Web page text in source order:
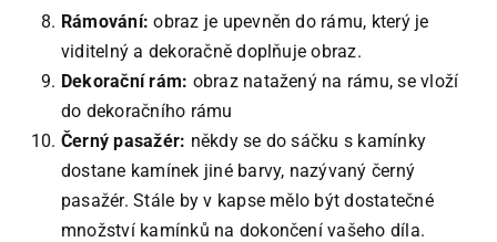
Rámování: obraz je upevněn do rámu, který je
viditelný a dekoračně doplňuje obraz.
Dekorační rám: obraz natažený na rámu, se vloží
do dekoračního rámu
Černý pasažér: někdy se do sáčku s kamínky
dostane kamínek jiné barvy, nazývaný černý
pasažér. Stále by v kapse mělo být dostatečné
množství kamínků na dokončení vašeho díla.